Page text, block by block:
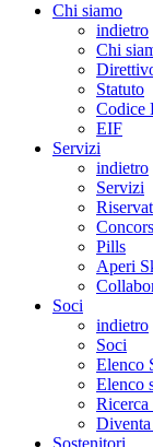
Chi siamo
indietro
Chi
Statuto
Codice
EIF
Servizi
indietro
Servizi
Pills
Aperi
Soci
indietro
Soci
Elenco
Elenco
Ricerca
Sostenitori